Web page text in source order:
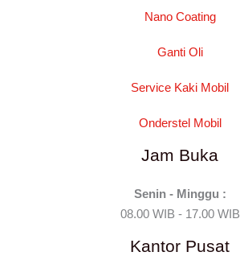
Nano Coating
Ganti Oli
Service Kaki Mobil
Onderstel Mobil
Jam Buka
Senin - Minggu :
08.00 WIB - 17.00 WIB
Kantor Pusat